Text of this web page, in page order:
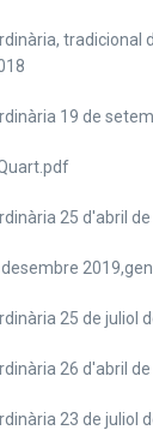
tradicional
19 de
25 d'abril
desembre
25 de juliol
26 d'abril
23 de juliol